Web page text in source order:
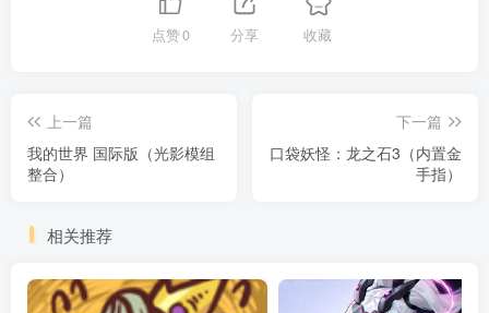
点赞0 分享 收藏
上一篇
我的世界 国际版（光影模组
整合）
下一篇
口袋妖怪：龙之石3（内置金
手指）
相关推荐